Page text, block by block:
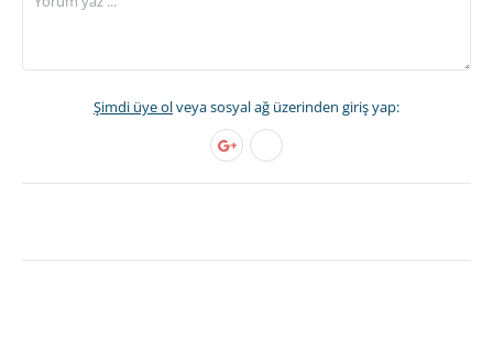
Şimdi üye olveya sosyal ağ üzerinden giriş yap: